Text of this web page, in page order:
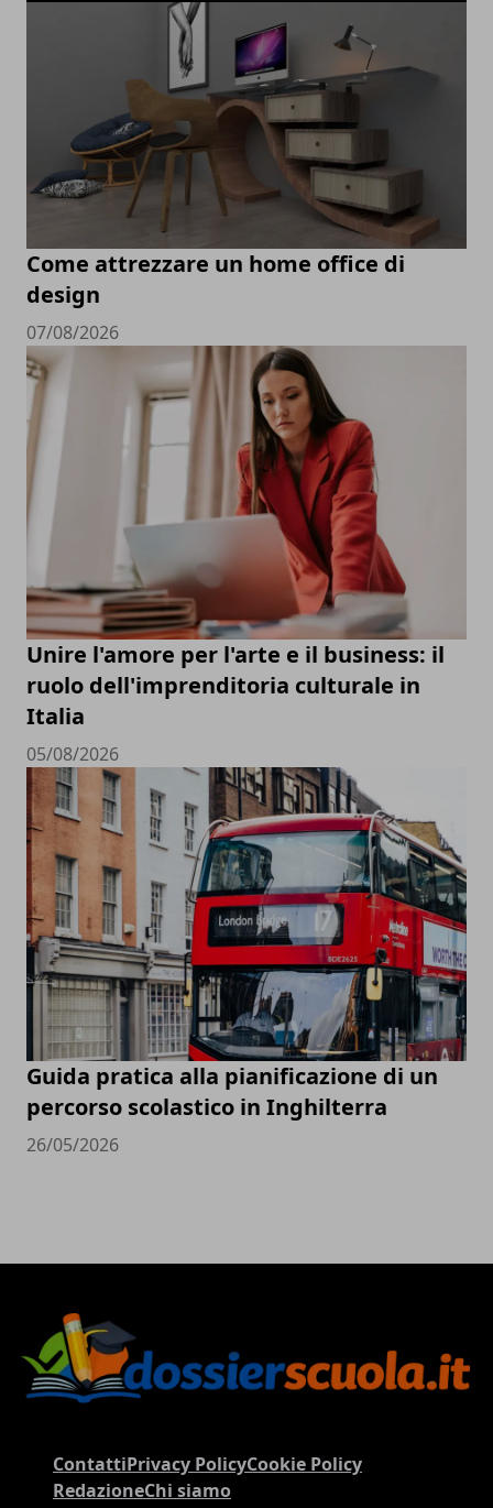
Come attrezzare un home office di
design
07/08/2026
Unire l'amore per l'arte e il business: il
ruolo dell'imprenditoria culturale in
Italia
05/08/2026
Guida pratica alla pianificazione di un
percorso scolastico in Inghilterra
26/05/2026
ContattiPrivacy PolicyCookie Policy
RedazioneChi siamo